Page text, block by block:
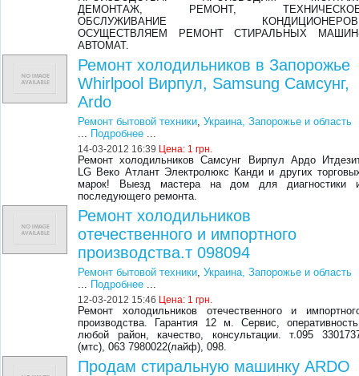
ДЕМОНТАЖ, РЕМОНТ,
ОБСЛУЖИВАНИЕ
ОСУЩЕСТВЛЯЕМ РЕМОНТ СТИРАЛЬНЫХ
АВТОМАТ.
Ремонт холодильников в Запорожье
Whirlpool Вирпул, Samsung Самсунг,
Ardo
Ремонт бытовой техники,Украина, Запорожье и область
... Подробнее ...
14-03-2012 16:39 Цена: 1 грн.
Ремонт холодильников Самсунг Вирпул Ардо
LG Веко Атлант Электролюкс Канди и других
марок! Выезд мастера на дом для диагностики
последующего ремонта.
Ремонт холодильников
отечественного и импортного
производства.т 098094
Ремонт бытовой техники,Украина, Запорожье и область
... Подробнее ...
12-03-2012 15:46 Цена: 1 грн.
Ремонт холодильников отечественного и
производства. Гарантия 12 м. Cервис,
любой район, качество, консультации. т.095
(мтс), 063 7980022(лайф), 098.
Продам стиральную машинку ARDO